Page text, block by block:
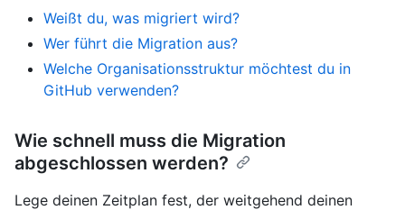
Weißt du, was migriert wird?
Wer führt die Migration aus?
Welche Organisationsstruktur möchtest du in
GitHub verwenden?
Wie schnell muss die Migration
abgeschlossen werden?
Lege deinen Zeitplan fest, der weitgehend deinen